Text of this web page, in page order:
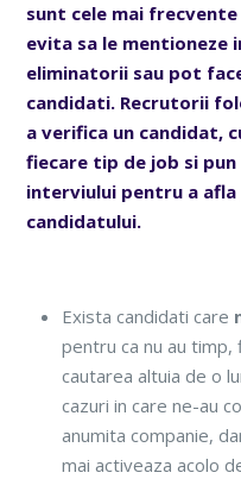
sunt cele mai
evita sa le mentioneze
eliminatorii sau pot
candidati. Recrutorii
a verifica un candidat,
fiecare tip de job si
interviului pentru a
candidatului.
Exista candidati care
pentru ca nu au timp,
cautarea altuia de o
cazuri in care ne-au
anumita companie,
mai activeaza acolo